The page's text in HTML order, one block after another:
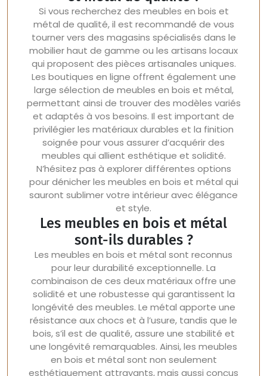
Si vous recherchez des meubles en bois et
métal de qualité, il est recommandé de vous
tourner vers des magasins spécialisés dans le
mobilier haut de gamme ou les artisans locaux
qui proposent des pièces artisanales uniques.
Les boutiques en ligne offrent également une
large sélection de meubles en bois et métal,
permettant ainsi de trouver des modèles variés
et adaptés à vos besoins. Il est important de
privilégier les matériaux durables et la finition
soignée pour vous assurer d’acquérir des
meubles qui allient esthétique et solidité.
N’hésitez pas à explorer différentes options
pour dénicher les meubles en bois et métal qui
sauront sublimer votre intérieur avec élégance
et style.
Les meubles en bois et métal
sont-ils durables ?
Les meubles en bois et métal sont reconnus
pour leur durabilité exceptionnelle. La
combinaison de ces deux matériaux offre une
solidité et une robustesse qui garantissent la
longévité des meubles. Le métal apporte une
résistance aux chocs et à l’usure, tandis que le
bois, s’il est de qualité, assure une stabilité et
une longévité remarquables. Ainsi, les meubles
en bois et métal sont non seulement
esthétiquement attrayants, mais aussi conçus